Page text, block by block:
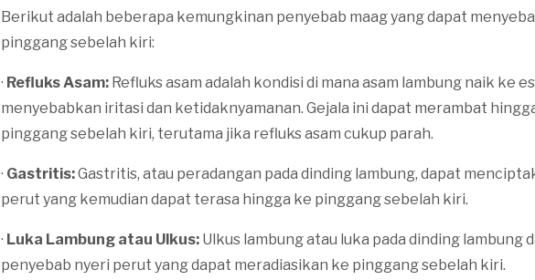
Berikut adalah beberapa kemungkinan penyebab maag yang dapat
pinggang sebelah kiri:
· Refluks Asam: Refluks asam adalah kondisi di mana asam lambung naik ke
menyebabkan iritasi dan ketidaknyamanan. Gejala ini dapat merambat
pinggang sebelah kiri, terutama jika refluks asam cukup parah.
· Gastritis:Gastritis, atau peradangan pada dinding lambung, dapat
perut yang kemudian dapat terasa hingga ke pinggang sebelah kiri.
· Luka Lambung atau Ulkus: Ulkus lambung atau luka pada dinding lambung
penyebab nyeri perut yang dapat meradiasikan ke pinggang sebelah kiri.